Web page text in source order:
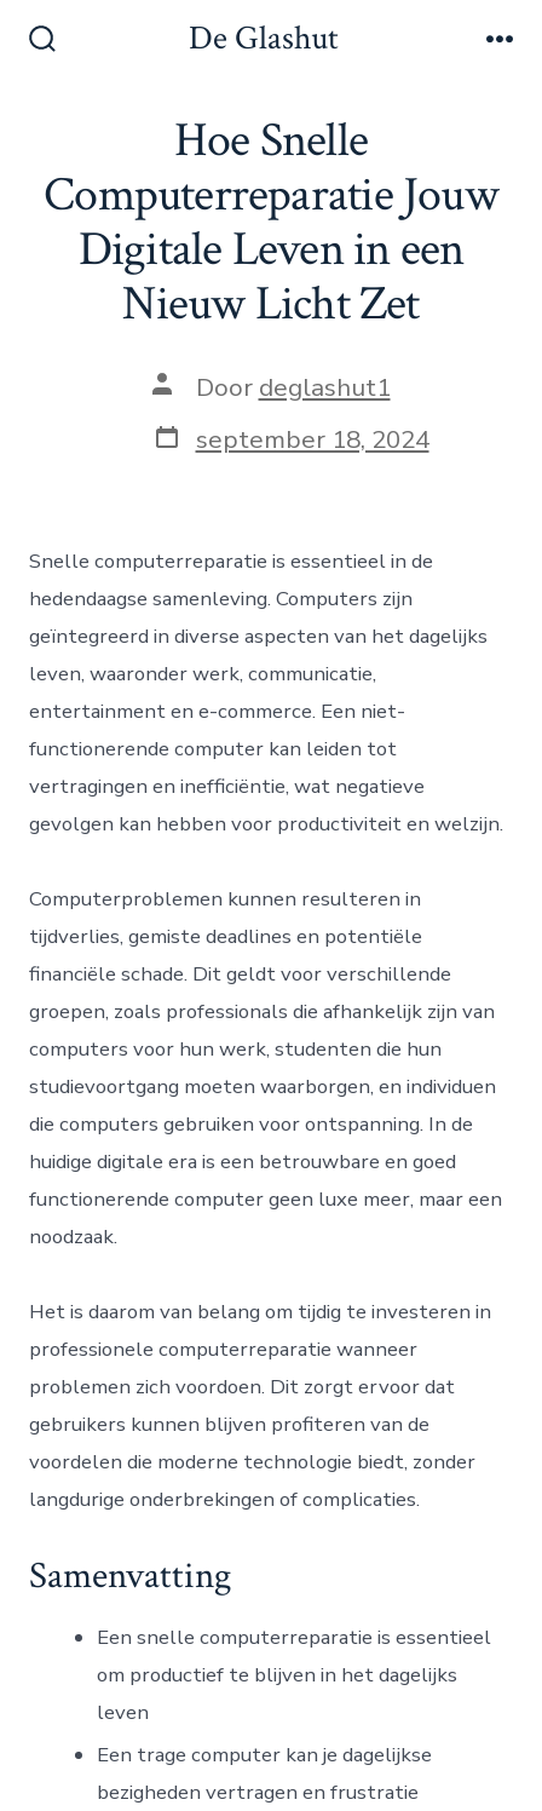
overslaan
De Glashut
Hoe Snelle
Computerreparatie Jouw
Digitale Leven in een
Nieuw Licht Zet
Auteur
bericht
Door deglashut1
Berichtdatum
september 18, 2024
Snelle computerreparatie is essentieel in de
hedendaagse samenleving. Computers zijn
geïntegreerd in diverse aspecten van het dagelijks
leven, waaronder werk, communicatie,
entertainment en e-commerce. Een niet-
functionerende computer kan leiden tot
vertragingen en inefficiëntie, wat negatieve
gevolgen kan hebben voor productiviteit en welzijn.
Computerproblemen kunnen resulteren in
tijdverlies, gemiste deadlines en potentiële
financiële schade. Dit geldt voor verschillende
groepen, zoals professionals die afhankelijk zijn van
computers voor hun werk, studenten die hun
studievoortgang moeten waarborgen, en individuen
die computers gebruiken voor ontspanning. In de
huidige digitale era is een betrouwbare en goed
functionerende computer geen luxe meer, maar een
noodzaak.
Het is daarom van belang om tijdig te investeren in
professionele computerreparatie wanneer
problemen zich voordoen. Dit zorgt ervoor dat
gebruikers kunnen blijven profiteren van de
voordelen die moderne technologie biedt, zonder
langdurige onderbrekingen of complicaties.
Samenvatting
Een snelle computerreparatie is essentieel
om productief te blijven in het dagelijks
leven
Een trage computer kan je dagelijkse
bezigheden vertragen en frustratie